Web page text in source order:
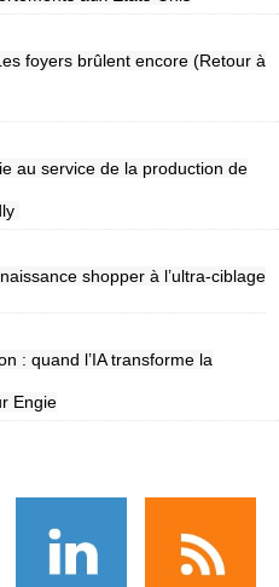
foyers brûlent encore (Retour à
au service de la production de
shopper à l’ultra-ciblage
: quand l’IA transforme la
Engie